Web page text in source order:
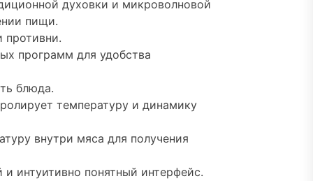
духовки и микроволновой
пищи.
программ для удобства
блюда.
температуру и динамику
внутри мяса для получения
интуитивно понятный интерфейс.